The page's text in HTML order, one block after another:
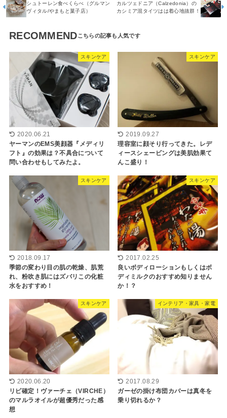
シュトーレン食べくらべ（グルマン
ヴィタル/やまもと菓子店）
カルツェドニア（Calzedonia）の
カシミア混タイツはは着心地抜群！
RECOMMEND
スキンケア
2020.06.21
ヤーマンのEMS美顔器『メディリ
フト』の効果は？不具合について
問い合わせもしてみたよ。
スキンケア
2019.09.27
理容室に顔そり行ってきた。レデ
ィースシェービングは美肌効果て
んこ盛り！
スキンケア
2018.09.17
季節の変わり目の肌の乾燥、肌荒
れ、粉吹き肌にはズバリこの化粧
水をおすすめ！
スキンケア
2017.02.25
良いボディローションもしくはボ
ディミルクのおすすめ知りません
か！？
スキンケア
2020.06.20
リピ確定！ヴァーチェ（VIRCHE）
のマルラオイルが超優秀だった感
想
インテリア・家具・家電
2017.08.29
ガーゼの掛け布団カバーは真冬を
乗り切れるか？